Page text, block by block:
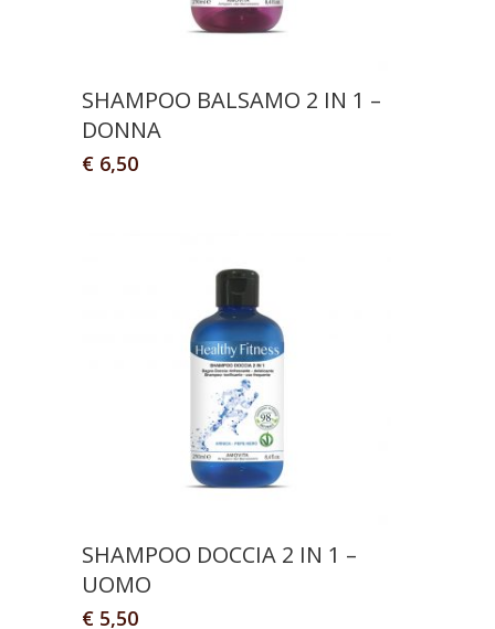
SHAMPOO BALSAMO 2 IN 1 –
DONNA
€ 6,50
SHAMPOO DOCCIA 2 IN 1 –
UOMO
€ 5,50